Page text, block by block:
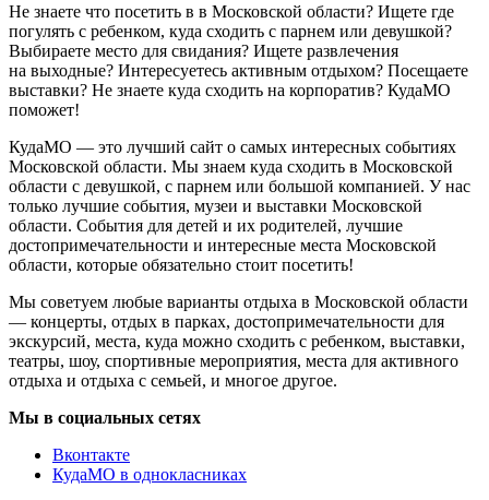
Не знаете что посетить в в Московской области? Ищете где
погулять с ребенком, куда сходить с парнем или девушкой?
Выбираете место для свидания? Ищете развлечения
на выходные? Интересуетесь активным отдыхом? Посещаете
выставки? Не знаете куда сходить на корпоратив? КудаМО
поможет!
КудаМО — это лучший сайт о самых интересных событиях
Московской области. Мы знаем куда сходить в Московской
области с девушкой, с парнем или большой компанией. У нас
только лучшие события, музеи и выставки Московской
области. События для детей и их родителей, лучшие
достопримечательности и интересные места Московской
области, которые обязательно стоит посетить!
Мы советуем любые варианты отдыха в Московской области
— концерты, отдых в парках, достопримечательности для
экскурсий, места, куда можно сходить с ребенком, выставки,
театры, шоу, спортивные мероприятия, места для активного
отдыха и отдыха с семьей, и многое другое.
Мы в социальных сетях
Вконтакте
КудаМО в однокласниках